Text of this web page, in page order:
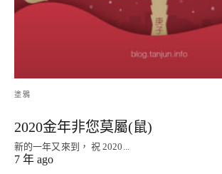
塗鴉
2020金年非您莫屬(鼠)
新的一年又來到， 祝 2020...
7 年 ago